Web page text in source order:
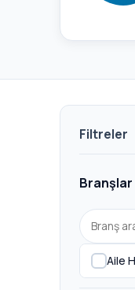
Filtreler
Branşlar
Aile